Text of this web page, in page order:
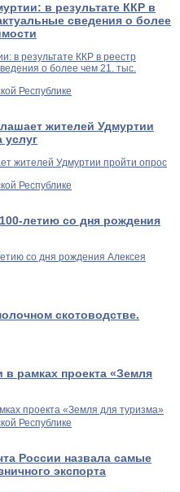
в результате ККР в
сведения о более
Республике
жителей Удмуртии
услуг
Республике
летию со дня рождения
скотоводстве.
рамках проекта «Земля
Республике
России назвала самые
экспорта